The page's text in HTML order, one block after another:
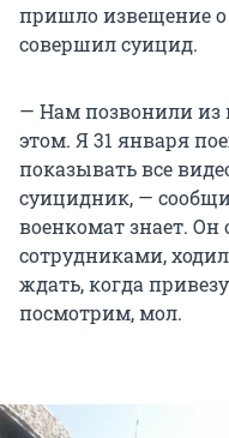
пришло извещение
совершил суицид.
— Нам позвонили из
этом. Я 31 января
показывать все
суицидник, —
военкомат знает.
сотрудниками,
ждать, когда
посмотрим, мол.